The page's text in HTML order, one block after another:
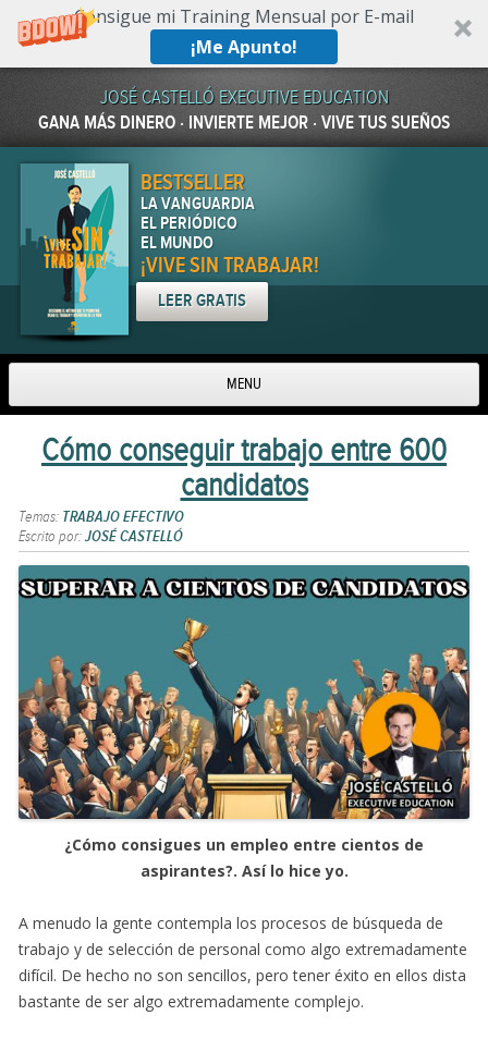
Consigue mi Training Mensual por E-mail
¡Me Apunto!
JOSÉ CASTELLÓ EXECUTIVE EDUCATION
GANA MÁS DINERO · INVIERTE MEJOR · VIVE TUS SUEÑOS
BESTSELLER
LA VANGUARDIA
EL PERIÓDICO
EL MUNDO
¡VIVE SIN TRABAJAR!
LEER GRATIS
MENU
Skip to content
Cómo conseguir trabajo entre 600
candidatos
Temas: TRABAJO EFECTIVO
Escrito por:JOSÉ CASTELLÓ
¿Cómo consigues un empleo entre cientos de
aspirantes?. Así lo hice yo.
A menudo la gente contempla los procesos de búsqueda de
trabajo y de selección de personal como algo extremadamente
difícil. De hecho no son sencillos, pero tener éxito en ellos dista
bastante de ser algo extremadamente complejo.